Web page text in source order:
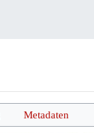
Metadaten